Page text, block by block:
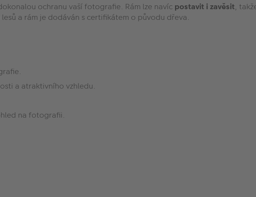
ochranu vaší fotografie. Rám lze navíc postavit i zavěsit,
a rám je dodáván s certifikátem o původu dřeva.
a atraktivního vzhledu.
na fotografii.